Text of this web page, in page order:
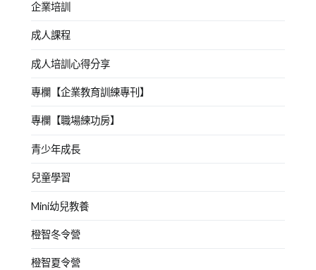
企業培訓
成人課程
成人培訓心得分享
專欄【企業教育訓練專刊】
專欄【職場練功房】
青少年成長
兒童學習
Mini幼兒教養
橙智冬令營
橙智夏令營